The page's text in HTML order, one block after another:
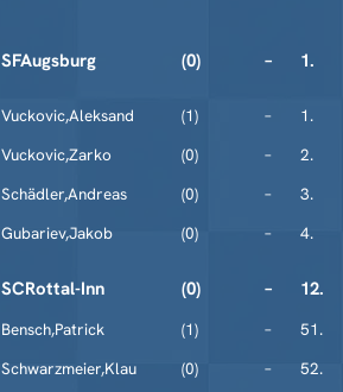
SFAugsburg (0) – 1.
Vuckovic,Aleksand (1) –
1.
Vuckovic,Zarko (0) –
2.
Schädler,Andreas (0) –
3.
Gubariev,Jakob (0) – 4.
SCRottal-Inn (0) – 12.
Bensch,Patrick (1) –
51.
Schwarzmeier,Klau (0) –
52.